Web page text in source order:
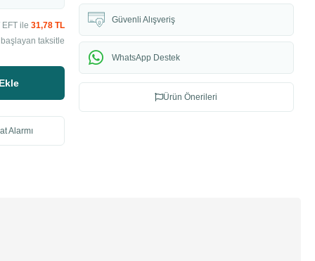
ile 31,78 TL
taksitle
Alarmı
Güvenli Alışveriş
WhatsApp Destek
Ürün Önerileri